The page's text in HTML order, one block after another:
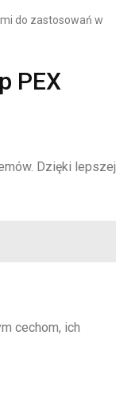
do zastosowań w
PEX
Dzięki lepszej
cechom, ich